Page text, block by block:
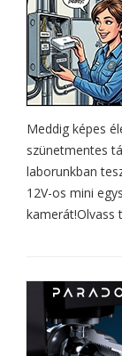
Meddig képes
szünetmentes
laborunkban
12V-os mini
kamerát!Olvass